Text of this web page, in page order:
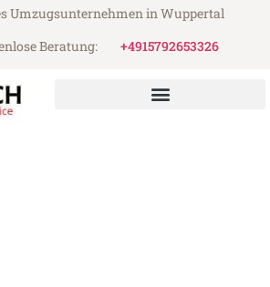
Umzugsunternehmen in Wuppertal
Beratung:
+4915792653326